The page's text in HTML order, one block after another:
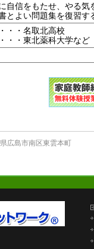
自信をもたせ、やる気
とよい問題集を復習す
・・名取北高校
・・東北薬科大学など
広島市南区東雲本町